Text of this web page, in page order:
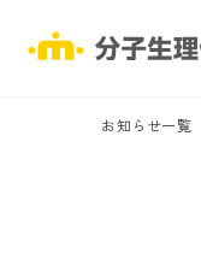
お知らせ一覧